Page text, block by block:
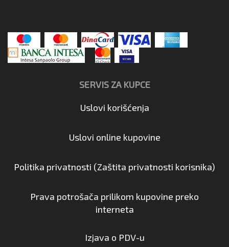
SERVIS ZA KUPCE
Uslovi korišćenja
Uslovi online kupovine
Politika privatnosti (Zaštita privatnosti korisnika)
Prava potrošača prilikom kupovine preko
interneta
Izjava o PDV-u